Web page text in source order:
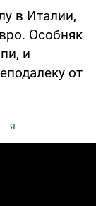
в Италии,
Особняк
и
от